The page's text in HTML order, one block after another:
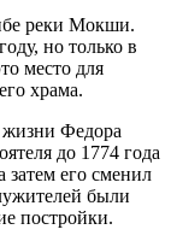
реки Мокши.
но только в
место для
храма.
жизни Федора
до 1774 года
затем его сменил
были
постройки.